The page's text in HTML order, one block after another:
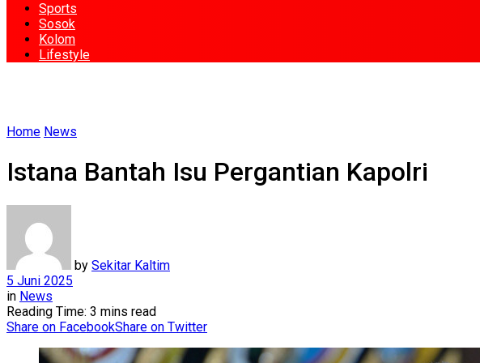
Sports
Sosok
Kolom
Lifestyle
Home News
Istana Bantah Isu Pergantian Kapolri
by Sekitar Kaltim
5 Juni 2025
in News
Reading Time: 3 mins read
Share on FacebookShare on Twitter